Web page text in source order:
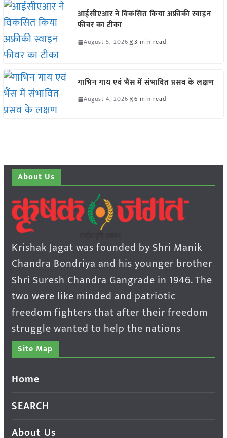
आईसीएआर ने विकसित किया अफ्रीकी स्वाइन
फीवर का टीका
August 5, 2026 3 min read
गाभिन गाय एवं भैंस में संभावित प्रसव के लक्षण
August 4, 2026 6 min read
About Us
Krishak Jagat was founded by Shri Manik
Chandra Bondriya and his younger brother
Shri Suresh Chandra Gangrade in 1946. The
two were like minded and patriotic
freedom fighters that after their freedom
struggle wanted to help the nations
Site Map
Home
SEARCH
About Us